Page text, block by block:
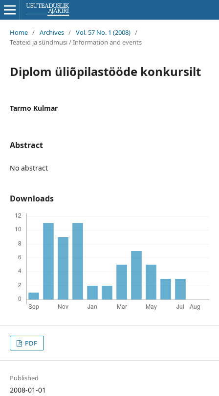
Home / Archives / Vol. 57 No. 1 (2008) /
Teateid ja sündmusi / Information and events
Diplom üliõpilastööde konkursilt
Tarmo Kulmar
Abstract
No abstract
Downloads
PDF
Published
2008-01-01